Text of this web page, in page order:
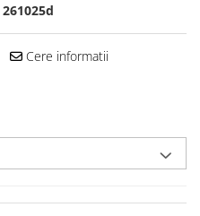
261025d
Cere informatii